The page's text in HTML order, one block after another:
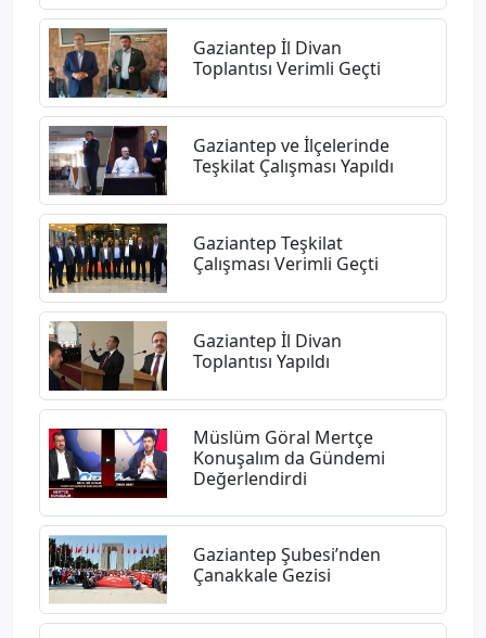
Gaziantep İl Divan
Toplantısı Verimli Geçti
Gaziantep ve İlçelerinde
Teşkilat Çalışması Yapıldı
Gaziantep Teşkilat
Çalışması Verimli Geçti
Gaziantep İl Divan
Toplantısı Yapıldı
Müslüm Göral Mertçe
Konuşalım da Gündemi
Değerlendirdi
Gaziantep Şubesi’nden
Çanakkale Gezisi